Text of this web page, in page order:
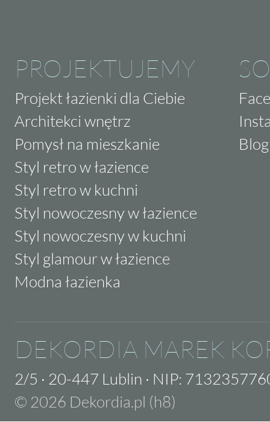
PROJEKTUJEMY
Projekt łazienki dla Ciebie
Architekci wnętrz
Pomysł na mieszkanie
Styl retro w łazience
Styl retro w kuchni
Styl nowoczesny w łazience
Styl nowoczesny w kuchni
Styl glamour w łazience
Modna łazienka
Blog
DEKORDIA MAREK
2/5 · 20-447 Lublin · NIP:
© 2026 Dekordia.pl (h8)